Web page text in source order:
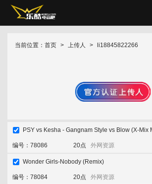
外网资源 经典怀旧
越鼓专区 Vina House Lak House
热门歌单
热门专辑
会员中心 修改资料
当前位置： 首页 上传人 li18845822266
PSY vs Kesha - Gangnam Style vs Blow (X-Mix
编号：78086 20点 外网资源
添加喜欢
Wonder Girls-Nobody (Remix)
编号：78084 20点 外网资源